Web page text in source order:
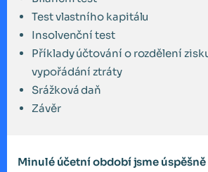
Test vlastního kapitálu
Insolvenční test
Příklady účtování o rozdělení
vypořádání ztráty
Srážková daň
Závěr
Minulé účetní období jsme úspěšně